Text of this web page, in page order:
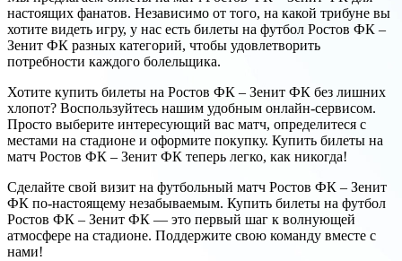
настоящих фанатов. Независимо от того, на какой трибуне вы
хотите видеть игру, у нас есть билеты на футбол Ростов ФК –
Зенит ФК разных категорий, чтобы удовлетворить
потребности каждого болельщика.
Хотите купить билеты на Ростов ФК – Зенит ФК без лишних
хлопот? Воспользуйтесь нашим удобным онлайн-сервисом.
Просто выберите интересующий вас матч, определитеся с
местами на стадионе и оформите покупку. Купить билеты на
матч Ростов ФК – Зенит ФК теперь легко, как никогда!
Сделайте свой визит на футбольный матч Ростов ФК – Зенит
ФК по-настоящему незабываемым. Купить билеты на футбол
Ростов ФК – Зенит ФК — это первый шаг к волнующей
атмосфере на стадионе. Поддержите свою команду вместе с
нами!